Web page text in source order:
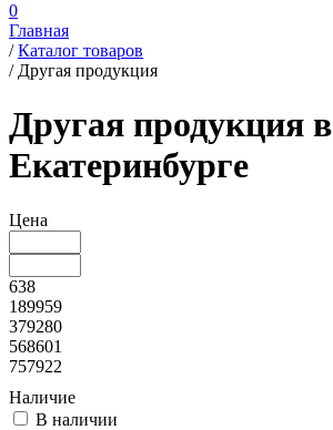
0
Главная
/ Каталог товаров
/ Другая продукция
Другая продукция в
Екатеринбурге
Цена
638
189959
379280
568601
757922
Наличие
В наличии